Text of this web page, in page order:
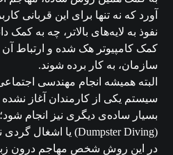
آورد که نه تنها برای این قربانی
نفوذ به لایه‌های بالاتر، چه به کمک
کمک کامپیوتر هک شده و ارتباط آن
سازمان، به کار برده شوند.
البته همیشه انجام مهندسی
سیستم یکی از کارمندان آغاز
بسیار ساده‌ی دیگری نیز انجام
(Dumpster Diving) یا اشغال گردی نام دارد.
در این روش شخص مهاجم درون